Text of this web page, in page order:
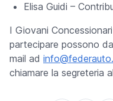
Elisa Guidi –
I Giovani
partecipare possono
mail ad
chiamare la segreteria